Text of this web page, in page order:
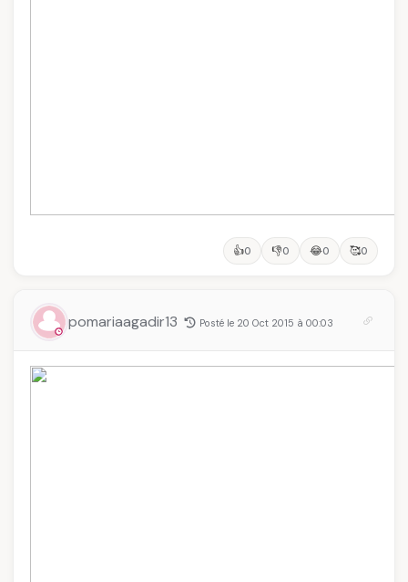
👍0 👎0 😂0 🥰0
pomariaagadir13 Posté le 20 Oct 2015 à 00:03